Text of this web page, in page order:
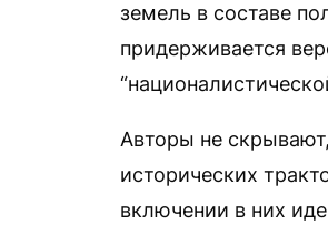
земель в составе
придерживается
Авторы не
исторических
включении в них